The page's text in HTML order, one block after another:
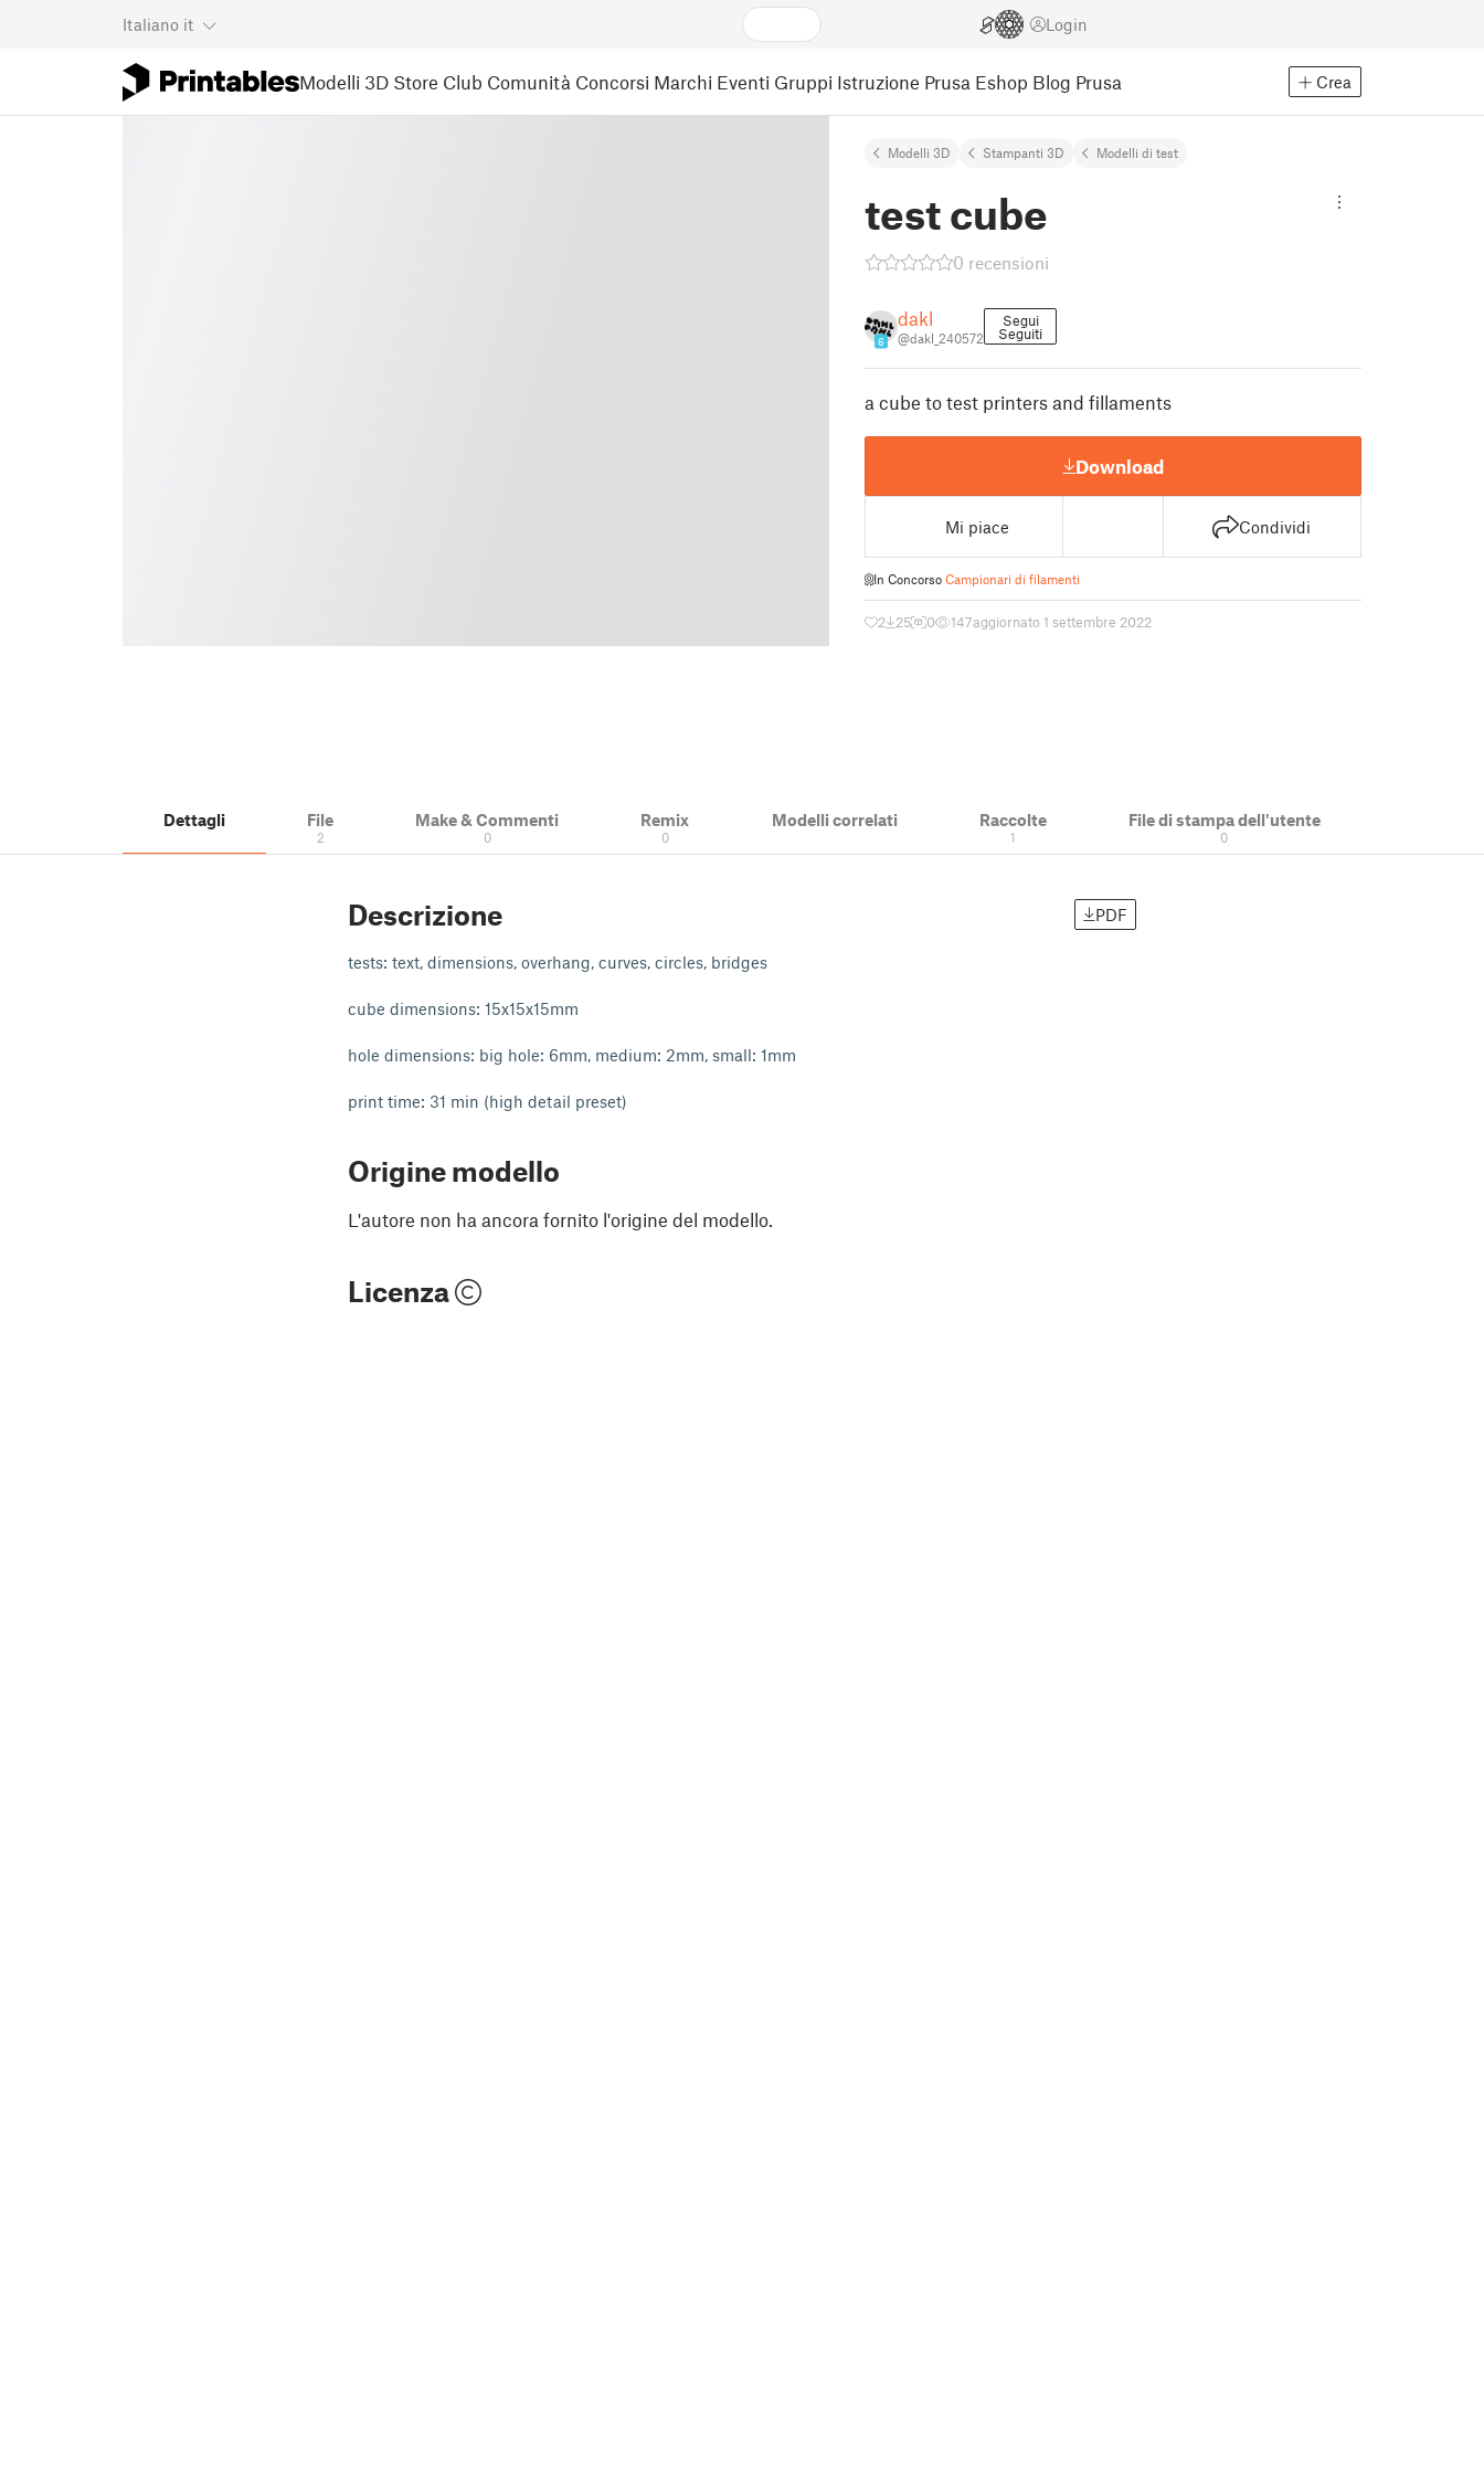
Italiano it Login
Modelli 3D Store Club Comunità Concorsi Marchi Eventi Gruppi Istruzione Prusa Eshop Blog Prusa Crea
Modelli 3D Stampanti 3D Modelli di test
test cube
0 recensioni
6
dakl
@dakl_240572
Segui
Seguiti
a cube to test printers and fillaments
Download
Mi piace Condividi
In Concorso Campionari di filamenti
2 25 0 147aggiornato 1 settembre 2022
Dettagli File
2
Make & Commenti
0
Remix
0
Modelli correlati Raccolte
1
File di stampa dell'utente
0
Descrizione PDF
tests: text, dimensions, overhang, curves, circles, bridges
cube dimensions: 15x15x15mm
hole dimensions: big hole: 6mm, medium: 2mm, small: 1mm
print time: 31 min (high detail preset)
Origine modello
L'autore non ha ancora fornito l'origine del modello.
Licenza